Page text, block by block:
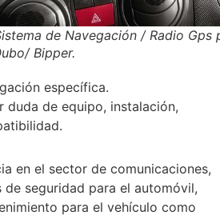
de Navegación / Radio Gps
Bipper.
específica.
duda de equipo, instalación,
en el sector de comunicaciones,
de seguridad para el automóvil,
para el vehículo como